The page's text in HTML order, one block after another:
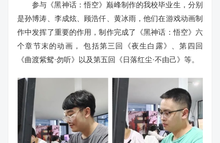
参与《黑神话：悟空》巅峰制作的我校毕业生，分别
是孙博涛、李成炫、顾浩仟、黄冰雨，他们在游戏动画制
作中发挥了重要的作用，制作完成了《黑神话：悟空》六
个章节末的动画， 包括第三回《夜生白露》、第四回
《曲渡紫鸳·勿听》以及第五回《日落红尘·不由己》等。